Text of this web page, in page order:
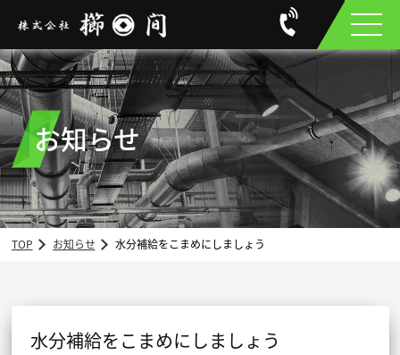
お知らせ
TOP お知らせ 水分補給をこまめにしましょう
水分補給をこまめにしましょう